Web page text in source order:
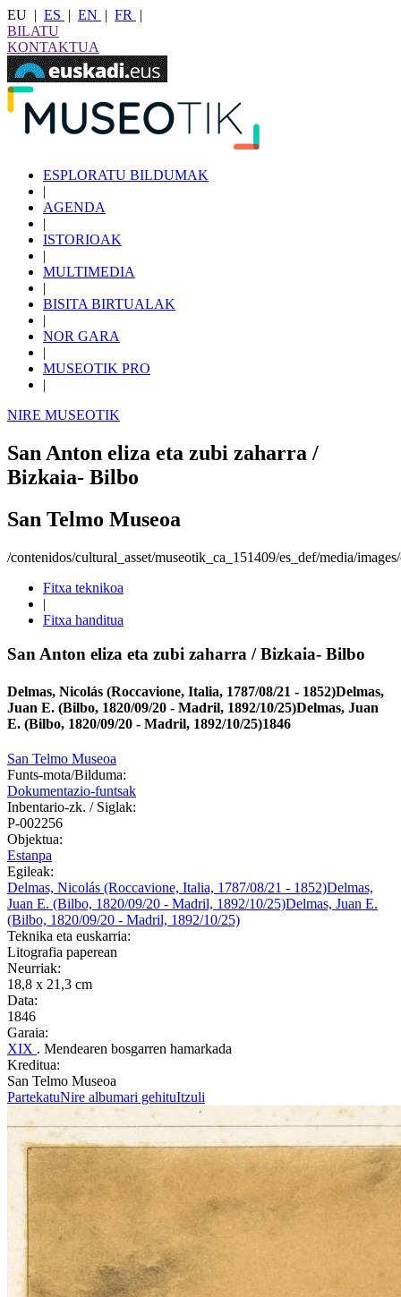
EU | ES | EN | FR
|
BILATU
KONTAKTUA
ESPLORATU BILDUMAK
|
AGENDA
|
ISTORIOAK
|
MULTIMEDIA
|
BISITA BIRTUALAK
|
NOR GARA
|
MUSEOTIK PRO
|
NIRE MUSEOTIK
San Anton eliza eta zubi zaharra /
Bizkaia- Bilbo
San Telmo Museoa
/contenidos/cultural_asset/museotik_ca_151409/es_def/media/
Fitxa teknikoa
|
Fitxa handitua
San Anton eliza eta zubi zaharra / Bizkaia- Bilbo
Delmas, Nicolás (Roccavione, Italia, 1787/08/21 - 1852)Delmas,
Juan E. (Bilbo, 1820/09/20 - Madril, 1892/10/25)Delmas, Juan
E. (Bilbo, 1820/09/20 - Madril, 1892/10/25)1846
San Telmo Museoa
Funts-mota/Bilduma:
Dokumentazio-funtsak
Inbentario-zk. / Siglak:
P-002256
Objektua:
Estanpa
Egileak:
Delmas, Nicolás (Roccavione, Italia, 1787/08/21 - 1852)Delmas,
Juan E. (Bilbo, 1820/09/20 - Madril, 1892/10/25)Delmas, Juan E.
(Bilbo, 1820/09/20 - Madril, 1892/10/25)
Teknika eta euskarria:
Litografia paperean
Neurriak:
18,8 x 21,3 cm
Data:
1846
Garaia:
XIX . Mendearen bosgarren hamarkada
Kreditua:
San Telmo Museoa
PartekatuNire albumari gehituItzuli